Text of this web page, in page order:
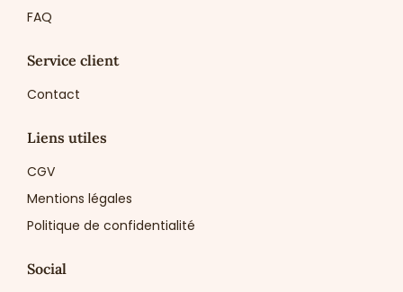
FAQ
Service client
Contact
Liens utiles
CGV
Mentions légales
Politique de confidentialité
Social